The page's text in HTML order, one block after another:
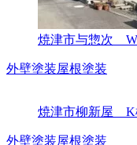
焼津市与惣次
外壁塗装屋根塗装
焼津市柳新屋 K
外壁塗装屋根塗装